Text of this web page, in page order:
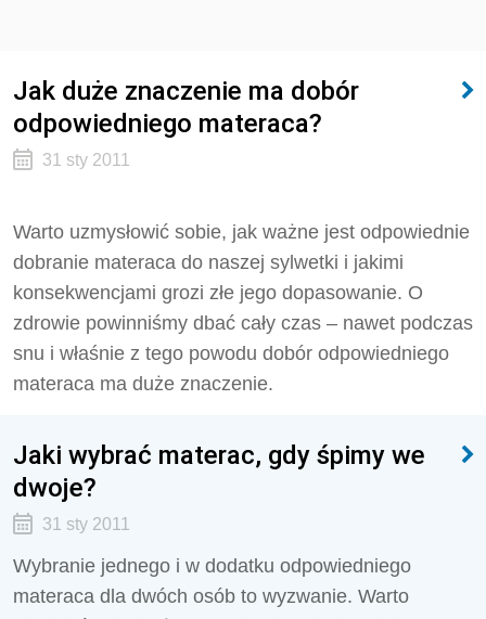
Jak duże znaczenie ma dobór
odpowiedniego materaca?
31 sty 2011
Warto uzmysłowić sobie, jak ważne jest odpowiednie
dobranie materaca do naszej sylwetki i jakimi
konsekwencjami grozi złe jego dopasowanie. O
zdrowie powinniśmy dbać cały czas – nawet podczas
snu i właśnie z tego powodu dobór odpowiedniego
materaca ma duże znaczenie.
Jaki wybrać materac, gdy śpimy we
dwoje?
31 sty 2011
Wybranie jednego i w dodatku odpowiedniego
materaca dla dwóch osób to wyzwanie. Warto